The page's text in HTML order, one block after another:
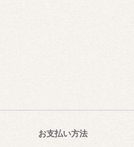
お支払い方法